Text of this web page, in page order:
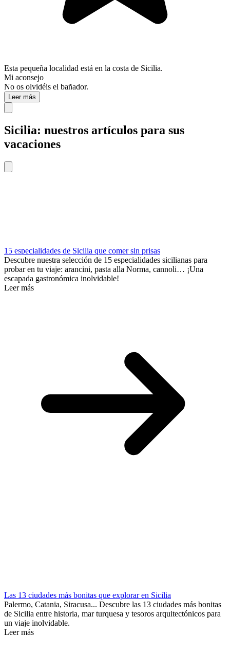
Esta pequeña localidad está en la costa de Sicilia.
Mi aconsejo
No os olvidéis el bañador.
Leer más
Sicilia: nuestros artículos para sus
vacaciones
15 especialidades de Sicilia que comer sin prisas
Descubre nuestra selección de 15 especialidades sicilianas para
probar en tu viaje: arancini, pasta alla Norma, cannoli… ¡Una
escapada gastronómica inolvidable!
Leer más
Las 13 ciudades más bonitas que explorar en Sicilia
Palermo, Catania, Siracusa... Descubre las 13 ciudades más bonitas
de Sicilia entre historia, mar turquesa y tesoros arquitectónicos para
un viaje inolvidable.
Leer más